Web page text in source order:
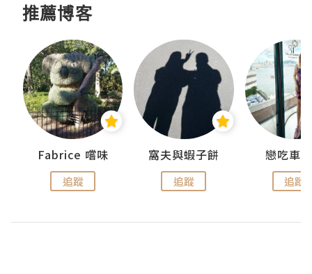
推薦博客
Fabrice 嚐味
追蹤
窩夫與蝦子餅
追蹤
戀吃車
追蹤